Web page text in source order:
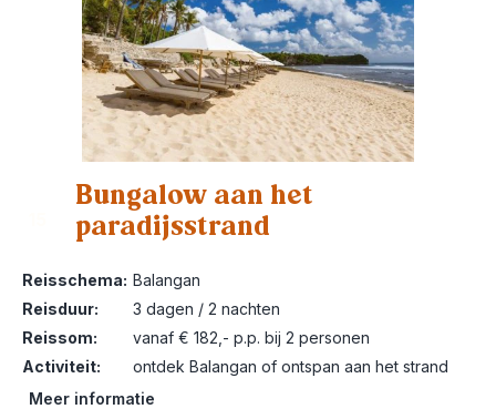
Bungalow aan het
paradijsstrand
Reisschema: Balangan
Reisduur:
3 dagen / 2 nachten
Reissom:
vanaf € 182,- p.p. bij 2 personen
Activiteit:
ontdek Balangan of ontspan aan het strand
Meer informatie